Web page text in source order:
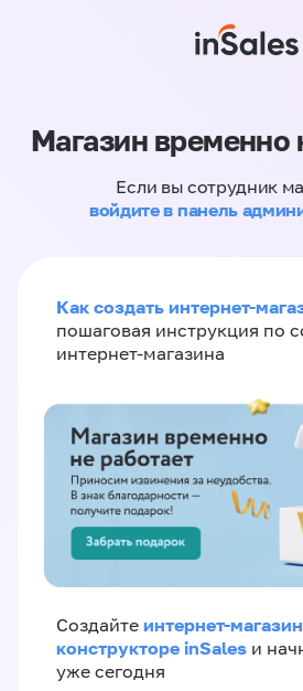
Магазин временно
Если вы сотрудник
войдите в панель
Как создать интернет-
пошаговая инструкция по
интернет-магазина
Создайте интернет-
конструкторе inSales и
уже сегодня